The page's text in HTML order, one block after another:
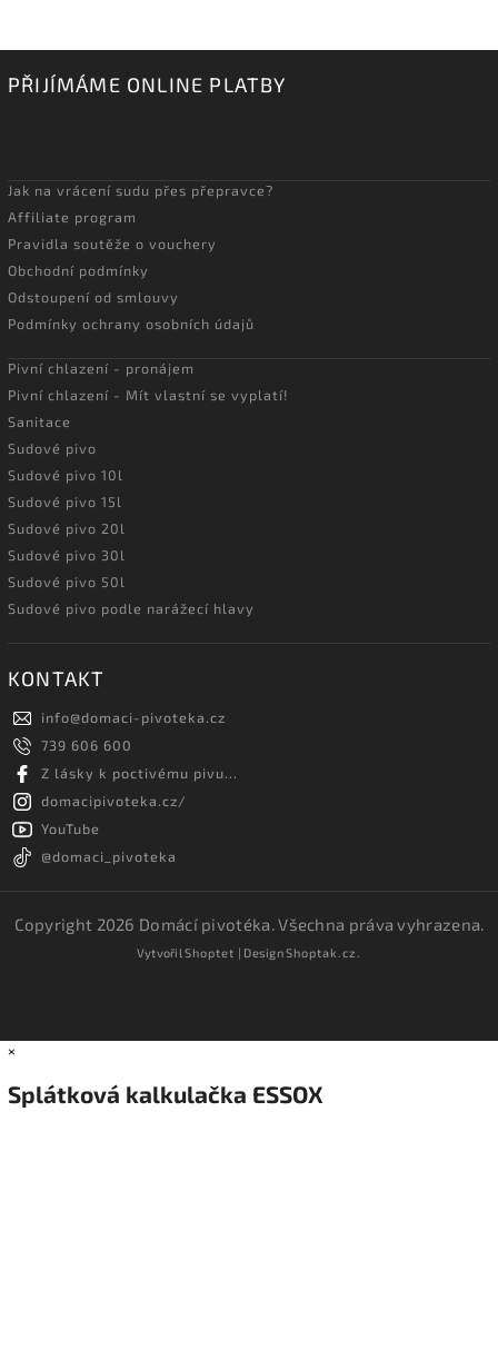
PŘIJÍMÁME ONLINE PLATBY
Jak na vrácení sudu přes přepravce?
Affiliate program
Pravidla soutěže o vouchery
Obchodní podmínky
Odstoupení od smlouvy
Podmínky ochrany osobních údajů
Pivní chlazení - pronájem
Pivní chlazení - Mít vlastní se vyplatí!
Sanitace
Sudové pivo
Sudové pivo 10l
Sudové pivo 15l
Sudové pivo 20l
Sudové pivo 30l
Sudové pivo 50l
Sudové pivo podle narážecí hlavy
KONTAKT
info@domaci-pivoteka.cz
739 606 600
Z lásky k poctivému pivu...
domacipivoteka.cz/
YouTube
@domaci_pivoteka
Copyright 2026 Domácí pivotéka. Všechna práva vyhrazena.
VytvořilShoptet | DesignShoptak.cz.
×
Splátková kalkulačka ESSOX